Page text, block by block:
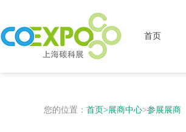
首页
您的位置： 首页>展商中心>参展展商